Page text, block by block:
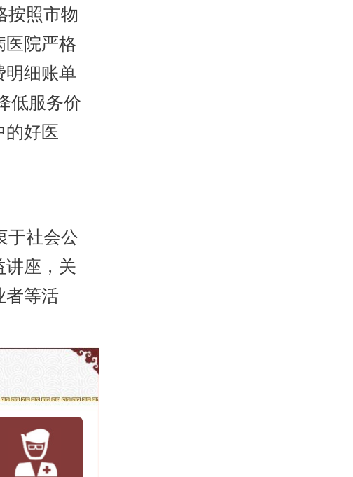
按照市物
医院严格
明细账单
低服务价
的好医
于社会公
讲座，关
者等活
到一家
，济南中
是该医院